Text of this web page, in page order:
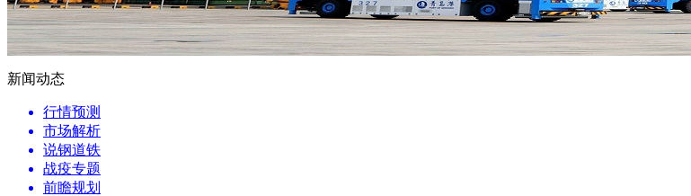
新闻动态
行情预测
市场解析
说钢道铁
战疫专题
前瞻规划